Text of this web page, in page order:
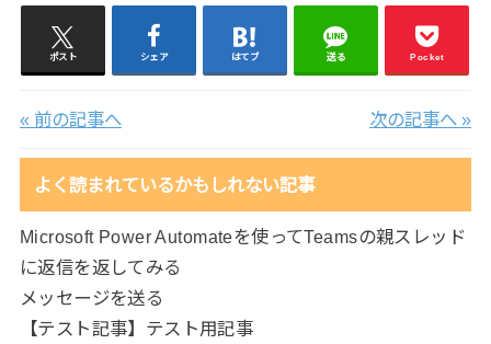
ポスト シェア はてブ 送る Pocket
« 前の記事へ 次の記事へ »
よく読まれているかもしれない記事
Microsoft Power Automateを使ってTeamsの親スレッド
に返信を返してみる
メッセージを送る
【テスト記事】テスト用記事